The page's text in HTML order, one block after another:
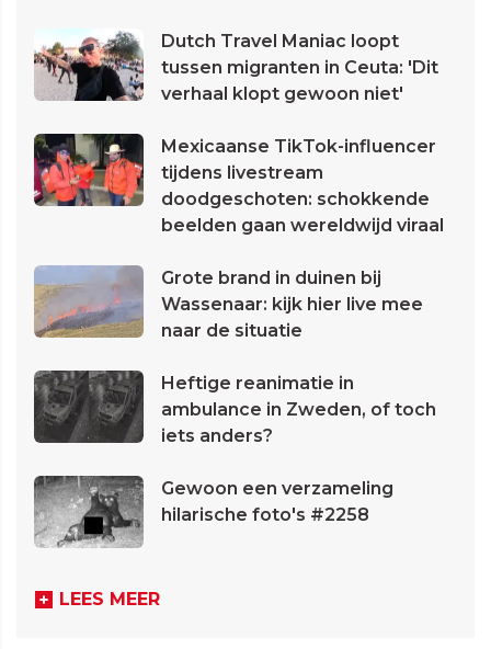
Dutch Travel Maniac loopt
tussen migranten in Ceuta: 'Dit
verhaal klopt gewoon niet'
Mexicaanse TikTok-influencer
tijdens livestream
doodgeschoten: schokkende
beelden gaan wereldwijd viraal
Grote brand in duinen bij
Wassenaar: kijk hier live mee
naar de situatie
Heftige reanimatie in
ambulance in Zweden, of toch
iets anders?
Gewoon een verzameling
hilarische foto's #2258
LEES MEER